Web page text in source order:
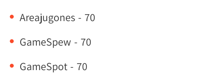
Areajugones - 70
GameSpew - 70
GameSpot - 70